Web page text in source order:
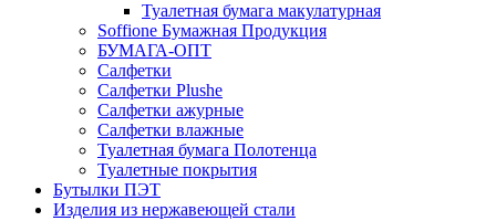
Туалетная бумага макулатурная
Soffione Бумажная Продукция
БУМАГА-ОПТ
Салфетки
Салфетки Plushe
Салфетки ажурные
Салфетки влажные
Туалетная бумага Полотенца
Туалетные покрытия
Бутылки ПЭТ
Изделия из нержавеющей стали